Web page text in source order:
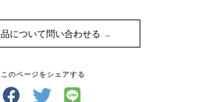
品について問い合わせる
このページをシェアする